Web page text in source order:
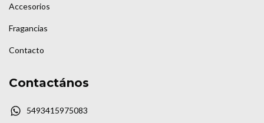
Accesorios
Fragancias
Contacto
Contactános
5493415975083